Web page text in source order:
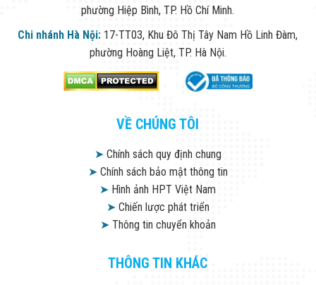
phường Hiệp Bình, TP. Hồ Chí Minh.
Chi nhánh Hà Nội: 17-TT03, Khu Đô Thị Tây Nam Hồ Linh Đàm,
phường Hoàng Liệt, TP. Hà Nội.
VỀ CHÚNG TÔI
➤Chính sách quy định chung
➤Chính sách bảo mật thông tin
➤ Hình ảnh HPT Việt Nam
➤Chiến lược phát triển
➤Thông tin chuyển khoản
THÔNG TIN KHÁC